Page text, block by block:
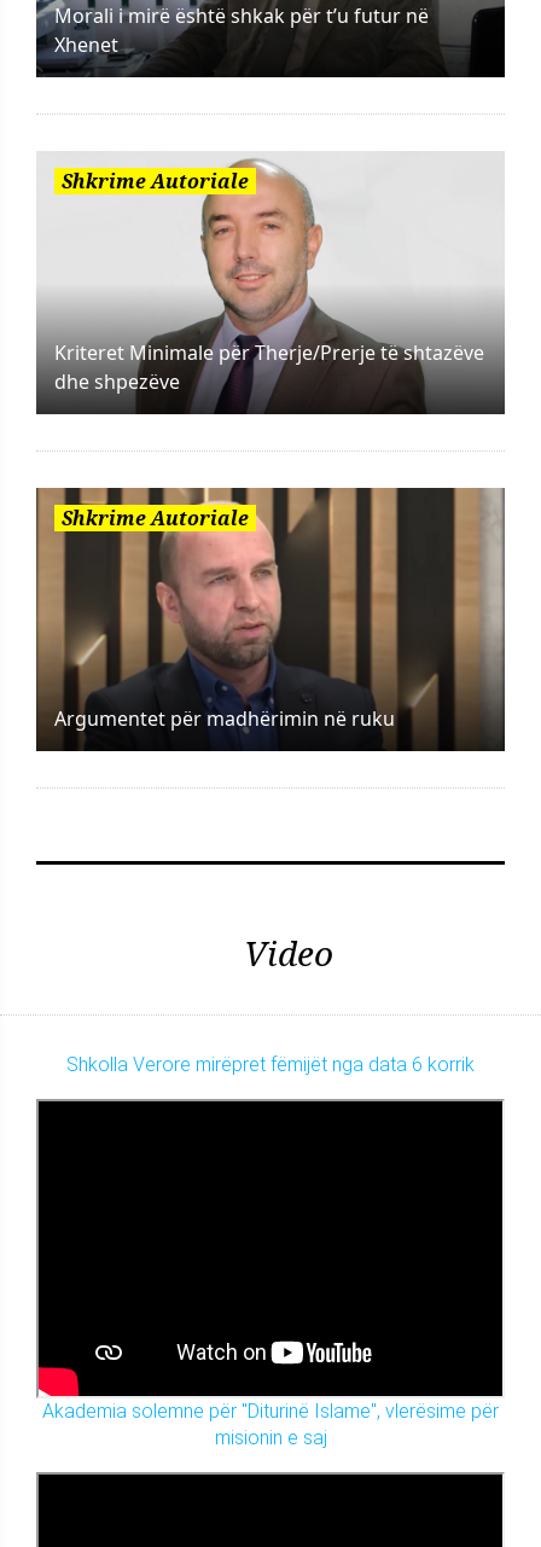
Morali i mirë është shkak për t’u futur në
Xhenet
Shkrime Autoriale
Kriteret Minimale për Therje/Prerje të shtazëve
dhe shpezëve
Shkrime Autoriale
Argumentet për madhërimin në ruku
Video
Shkolla Verore mirëpret fëmijët nga data 6 korrik
Akademia solemne për "Diturinë Islame", vlerësime për
misionin e saj